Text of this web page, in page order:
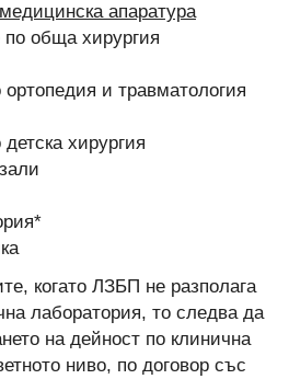
апаратура
по обща хирургия
и травматология
хирургия
когато ЛЗБП не разполага
лаборатория, то следва да
на дейност по клинична
ниво, по договор със